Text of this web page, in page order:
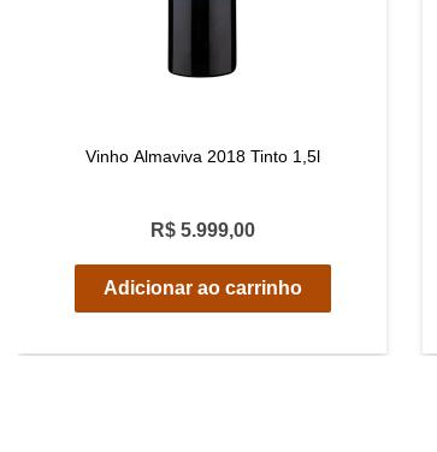
Vinho Almaviva 2018 Tinto 1,5l
R$ 5.999,00
Adicionar ao carrinho